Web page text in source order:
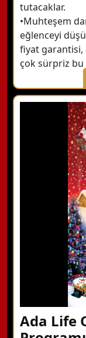
tutacaklar.
•Muhteşem
eğlenceyi
fiyat garantisi,
çok sürpriz bu
Ada Life